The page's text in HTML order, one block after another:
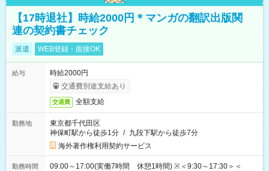
【17時退社】時給2000円＊マンガの翻訳出版関
連の契約書チェック
派遣 WEB登録・面接OK
給与
時給2000円
交通費別途支給あり
交通費 全額支給
勤務地
東京都千代田区
神保町駅から徒歩1分 / 九段下駅から徒歩7分
海外著作権利用契約サービス
勤務時間
09:00～17:00(実働7時間 休憩1時間) ※＜9:30～17:30＞＜